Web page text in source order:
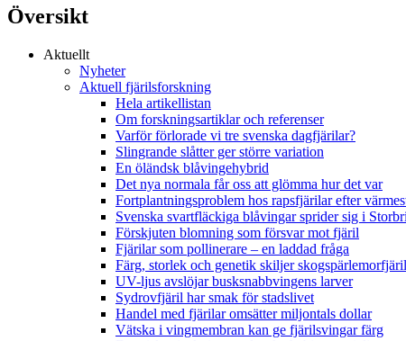
Översikt
Aktuellt
Nyheter
Aktuell fjärilsforskning
Hela artikellistan
Om forskningsartiklar och referenser
Varför förlorade vi tre svenska dagfjärilar?
Slingrande slåtter ger större variation
En öländsk blåvingehybrid
Det nya normala får oss att glömma hur det var
Fortplantningsproblem hos rapsfjärilar efter
Svenska svartfläckiga blåvingar sprider sig i
Förskjuten blomning som försvar mot fjäril
Fjärilar som pollinerare – en laddad fråga
Färg, storlek och genetik skiljer
UV-ljus avslöjar busksnabbvingens larver
Sydrovfjäril har smak för stadslivet
Handel med fjärilar omsätter miljontals dollar
Vätska i vingmembran kan ge fjärilsvingar färg